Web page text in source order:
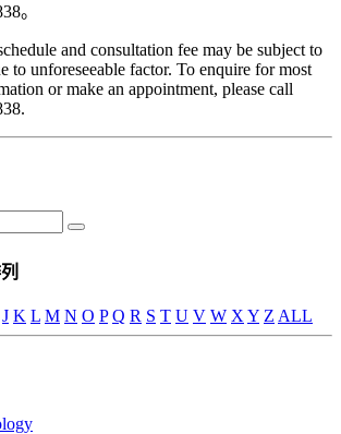
。
and consultation fee may be subject to
to unforeseeable factor. To enquire for most
or make an appointment, please call
J K L M N O P Q R S T U V W X Y Z ALL